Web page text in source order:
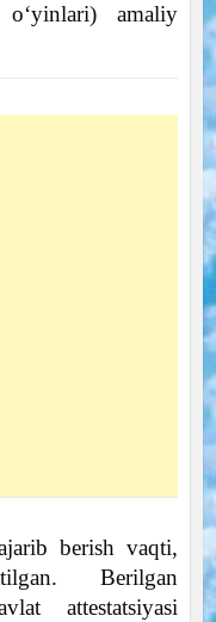
amaliy
berish vaqti,
Berilgan
attestatsiyasi